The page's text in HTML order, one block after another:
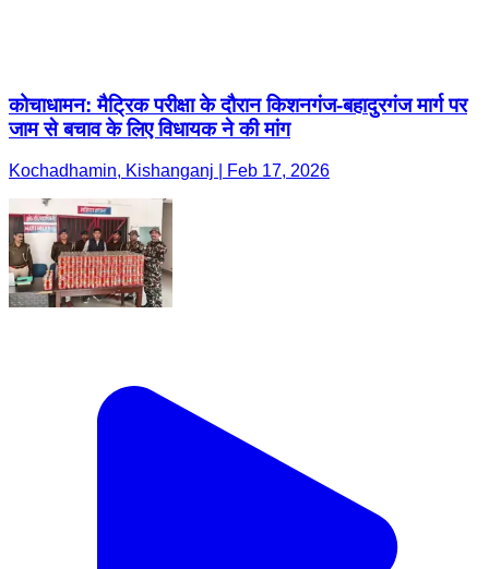
कोचाधामन: मैट्रिक परीक्षा के दौरान किशनगंज-बहादुरगंज मार्ग पर
जाम से बचाव के लिए विधायक ने की मांग
Kochadhamin, Kishanganj | Feb 17, 2026